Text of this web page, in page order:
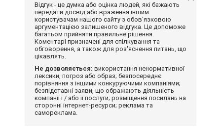
Відгук - це думка або оцінка людей, які бажають
передати досвід або враження іншим
користувачам нашого сайту з обов'язковою
аргументацією залишеного відгука. Це допоможе
багатьом прийняти правильне рішення.
Коментарі призначені для спілкування та
обговорення, а також для роз'яснення питань, що
цікавлять.
Не дозволяється: використання ненормативної
лексики, погроз або образ; безпосереднє
порівняння з іншими конкуруючими компаніями;
безпідставні заяви, що ображають діяльність
компанії і / або її послуги; розміщення посилань на
сторонні інтернет-ресурси; реклама та
самореклама.